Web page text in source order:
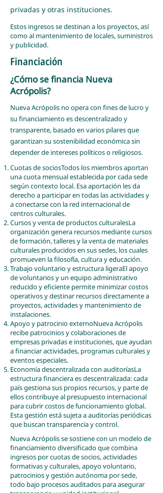
privadas y otras instituciones.
Estos ingresos se destinan a los proyectos, así
como al mantenimiento de locales, suministros
y publicidad.
Financiación
¿Cómo se financia Nueva
Acrópolis?
Nueva Acrópolis no opera con fines de lucro y
su financiamiento es descentralizado y
transparente, basado en varios pilares que
garantizan su sostenibilidad económica sin
depender de intereses políticos o religiosos.
Cuotas de sociosTodos los miembros aportan
una cuota mensual establecida por cada sede
según contexto local. Esa aportación les da
derecho a participar en todas las actividades y
a conectarse con la red internacional de
centros culturales.
Cursos y venta de productos culturalesLa
organización genera recursos mediante cursos
de formación, talleres y la venta de materiales
culturales producidos en sus sedes, los cuales
promueven la filosofía, cultura y educación.
Trabajo voluntario y estructura ligeraEl apoyo
de voluntarios y un equipo administrativo
reducido y eficiente permite minimizar costos
operativos y destinar recursos directamente a
proyectos, actividades y mantenimiento de
instalaciones.
Apoyo y patrocinio externoNueva Acrópolis
recibe patrocinios y colaboraciones de
empresas privadas e instituciones, que ayudan
a financiar actividades, programas culturales y
eventos especiales.
Economía descentralizada con auditoríasLa
estructura financiera es descentralizada: cada
país gestiona sus propios recursos, y parte de
ellos contribuye al presupuesto internacional
para cubrir costos de funcionamiento global.
Esta gestión está sujeta a auditorías periódicas
que buscan transparencia y control.
Nueva Acrópolis se sostiene con un modelo de
financiamiento diversificado que combina
ingresos por cuotas de socios, actividades
formativas y culturales, apoyo voluntario,
patrocinios y gestión autónoma por sede,
todo bajo procesos auditados para asegurar